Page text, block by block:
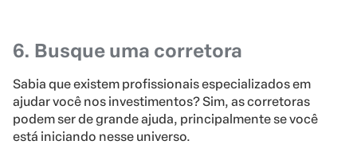
6. Busque uma corretora
Sabia que existem profissionais especializados em
ajudar você nos investimentos? Sim, as corretoras
podem ser de grande ajuda, principalmente se você
está iniciando nesse universo.